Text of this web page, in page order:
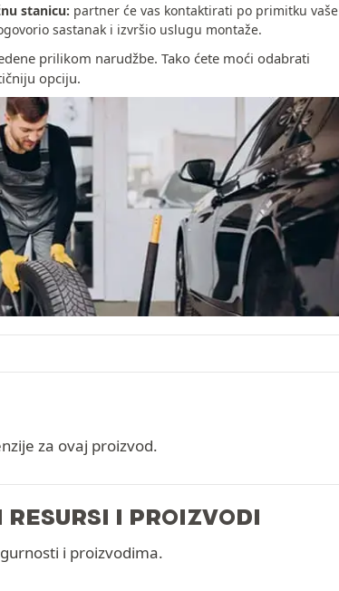
stanicu: partner će vas kontaktirati po primitku vaše
sastanak i izvršio uslugu montaže.
prilikom narudžbe. Tako ćete moći odabrati
opciju.
za ovaj proizvod.
RESURSI I PROIZVODI
i proizvodima.